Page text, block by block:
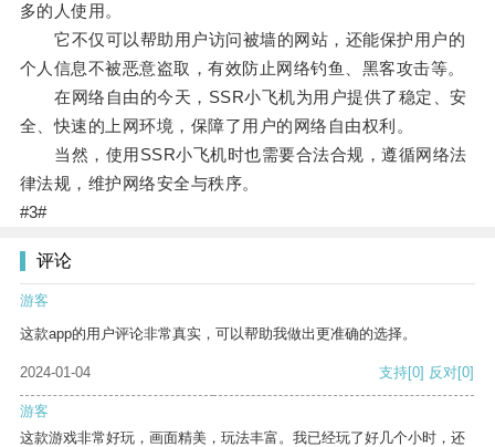
多的人使用。
它不仅可以帮助用户访问被墙的网站，还能保护用户的
个人信息不被恶意盗取，有效防止网络钓鱼、黑客攻击等。
在网络自由的今天，SSR小飞机为用户提供了稳定、安
全、快速的上网环境，保障了用户的网络自由权利。
当然，使用SSR小飞机时也需要合法合规，遵循网络法
律法规，维护网络安全与秩序。
#3#
评论
游客
这款app的用户评论非常真实，可以帮助我做出更准确的选择。
2024-01-04 支持[0] 反对[0]
游客
这款游戏非常好玩，画面精美，玩法丰富。我已经玩了好几个小时，还